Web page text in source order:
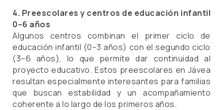
4. Preescolares y centros de educación infantil
0–6 años
Algunos centros combinan el primer ciclo de
educación infantil (0–3 años) con el segundo ciclo
(3–6 años), lo que permite dar continuidad al
proyecto educativo. Estos preescolares en Jávea
resultan especialmente interesantes para familias
que buscan estabilidad y un acompañamiento
coherente a lo largo de los primeros años.